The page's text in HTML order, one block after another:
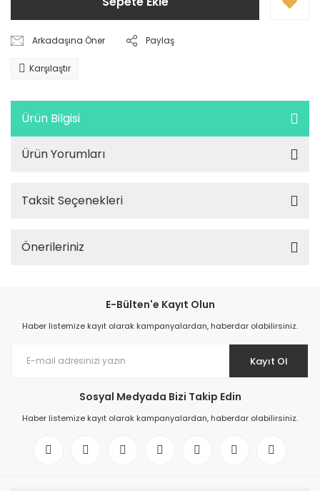
Arkadaşına Öner Paylaş
Karşılaştır
Ürün Bilgisi
Ürün Yorumları
Taksit Seçenekleri
Önerileriniz
E-Bülten'e Kayıt Olun
Haber listemize kayıt olarak kampanyalardan, haberdar olabilirsiniz.
Kayıt Ol
Sosyal Medyada Bizi Takip Edin
Haber listemize kayıt olarak kampanyalardan, haberdar olabilirsiniz.